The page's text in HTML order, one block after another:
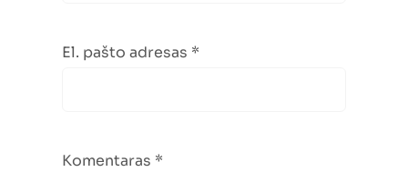
El. pašto adresas *
Komentaras *